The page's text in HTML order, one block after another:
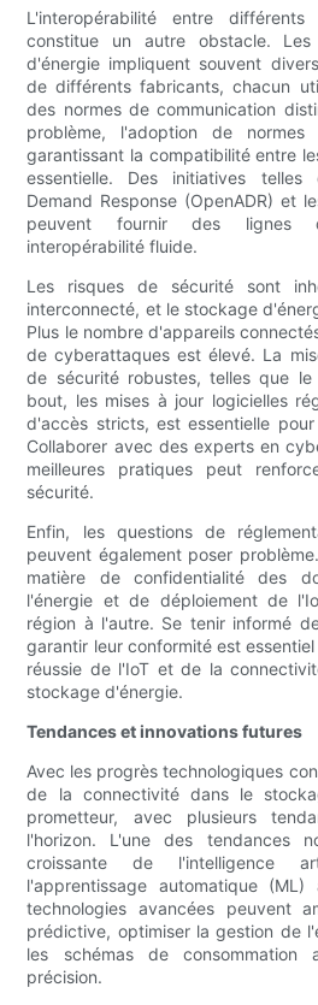
L'interopérabilité entre
constitue un autre obstacle.
d'énergie impliquent souvent
de différents fabricants, chacun
des normes de communication
problème, l'adoption de
garantissant la compatibilité entre
essentielle. Des initiatives telles
Demand Response (OpenADR) et
peuvent fournir des lignes
interopérabilité fluide.
Les risques de sécurité sont
interconnecté, et le stockage
Plus le nombre d'appareils
de cyberattaques est élevé. La
de sécurité robustes, telles que
bout, les mises à jour logicielles
d'accès stricts, est essentielle
Collaborer avec des experts en
meilleures pratiques peut
sécurité.
Enfin, les questions de
peuvent également poser
matière de confidentialité des
l'énergie et de déploiement de
région à l'autre. Se tenir informé
garantir leur conformité est
réussie de l'IoT et de la
stockage d'énergie.
Tendances et innovations futures
Avec les progrès technologiques
de la connectivité dans le
prometteur, avec plusieurs
l'horizon. L'une des tendances
croissante de l'intelligence
l'apprentissage automatique
technologies avancées peuvent
prédictive, optimiser la gestion de
les schémas de
précision.